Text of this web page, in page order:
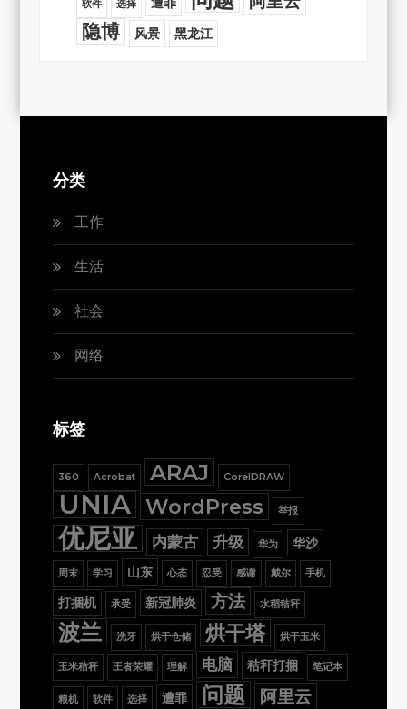
软件 选择
隐博 风景 黑龙江
分类
工作
生活
社会
网络
标签
360 Acrobat ARAJ CorelDRAW
UNIA WordPress 举报
优尼亚 内蒙古 升级 华为 华沙
周末 学习 山东 心态 忍受 感谢 戴尔 手机
打捆机 承受 新冠肺炎 方法 水稻秸秆
波兰 洗牙 烘干仓储 烘干塔 烘干玉米
玉米秸秆 王者荣耀 理解 电脑 秸秆打捆 笔记本
粮机 软件 选择 遭罪 问题 阿里云